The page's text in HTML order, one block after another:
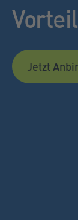
Jetzt